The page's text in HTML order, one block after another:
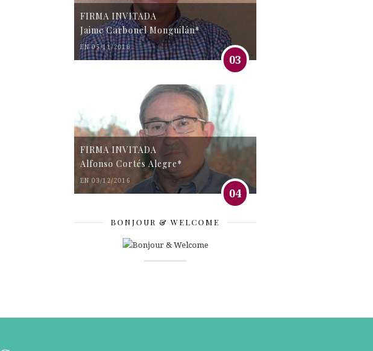
FIRMA INVITADA
Jaime Carbonel Monguilán*
EN 05/11/2016
03
FIRMA INVITADA
Alfonso Cortés Alegre*
EN 03/12/2016
04
BONJOUR & WELCOME